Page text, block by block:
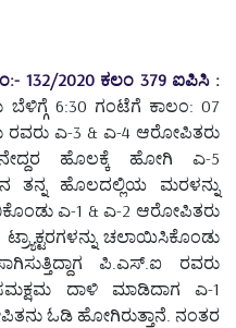
132/2020 ಕಲಂ 379 ಐಪಿಸಿ :
ಬೆಳಿಗ್ಗೆ 6:30 ಗಂಟೆಗೆ ಕಾಲಂ: 07
ರವರು ಎ-3 & ಎ-4 ಆರೋಪಿತರು
ಹೊಲಕ್ಕೆ ಹೋಗಿ ಎ-5
ತನ್ನ ಹೊಲದಲ್ಲಿಯ ಮರಳನ್ನು
ಎ-1 & ಎ-2 ಆರೋಪಿತರು
ಚಲಾಯಿಸಿಕೊಂಡು
ಪಿ.ಎಸ್.ಐ ರವರು
ದಾಳಿ ಮಾಡಿದಾಗ ಎ-1
ಓಡಿ ಹೋಗಿರುತ್ತಾನೆ. ನಂತರ